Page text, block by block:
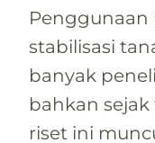
Penggunaan
stabilisasi
banyak
bahkan sejak
riset ini